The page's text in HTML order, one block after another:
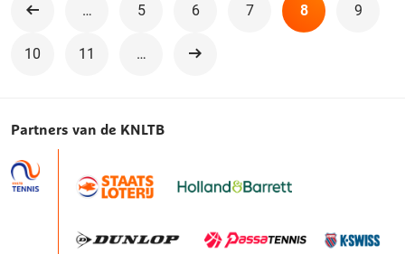
… 5 6 7 8 9
10 11 …
Volgende
Partners van de KNLTB